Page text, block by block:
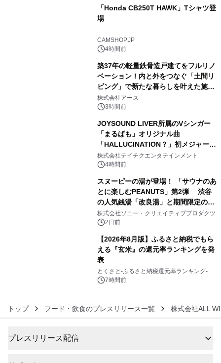
「Honda CB250T HAWK」Tシャツ登
場
CAMSHOP.JP
4時間前
築37年の軽量鉄骨造戸建てをフルリノ
ベーション！内と外をつなぐ「土間リ
ビング」で新たな暮らしを叶えた施工
事例を株式会社アースが公開
株式会社アース
3時間前
JOYSOUND LIVER所属のVシンガー
「まるぱも」オリジナル曲
「HALLUCINATION？」初メジャー配
信リリース決定！
株式会社テイチクエンタテインメント
4時間前
スヌーピーの湯が登場！ 「サウナのあ
とに楽しむPEANUTS」第2弾 渋谷
の人気銭湯「改良湯」と期間限定のコ
ラボレーション サウナイキタイコラ
ボグッズも発売決定！
株式会社ソニー・クリエイティブプロダクツ
2日前
【2026年8月版】ふるさと納税でもら
える『玄米』の還元率ランキングを発
表
とくさと-ふるさと納税還元率ランキング-
7時間前
トップ フード・飲食のプレスリリース一覧 株式会社ALL
プレスリリース配信